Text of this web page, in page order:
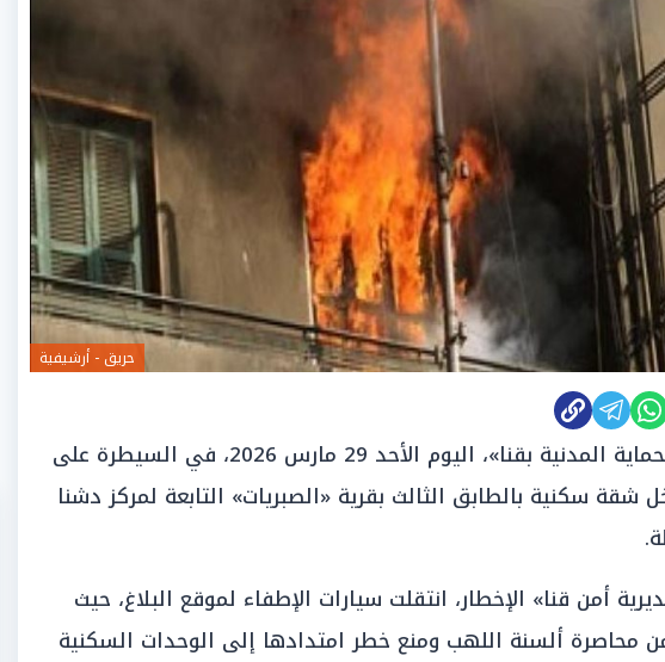
حريق - أرشيفية
نجحت قوات «الحماية المدنية بقنا»، اليوم الأحد 29 مارس 2026، في السيطرة على
شقة سكنية بالطابق الثالث بقرية «الصبريات» التابعة لمركز دشنا
أمن قنا» الإخطار، انتقلت سيارات الإطفاء لموقع البلاغ، حيث
محاصرة ألسنة اللهب ومنع خطر امتدادها إلى الوحدات السكنية